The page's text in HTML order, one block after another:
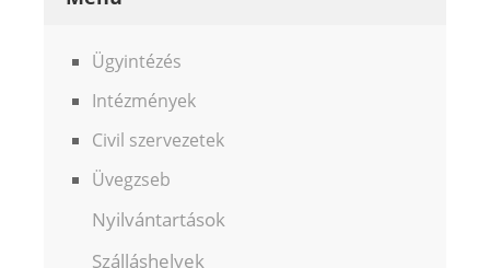
Ügyintézés
Intézmények
Civil szervezetek
Üvegzseb
Nyilvántartások
Szálláshelyek